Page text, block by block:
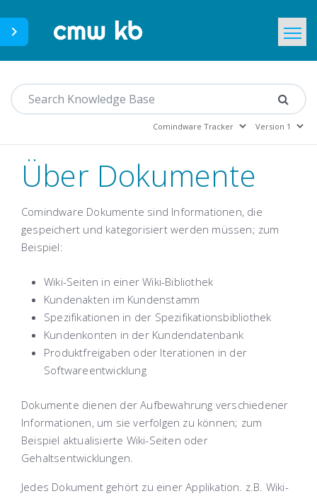
Über Dokumente
Comindware Dokumente sind Informationen, die
gespeichert und kategorisiert werden müssen; zum
Beispiel:
Wiki-Seiten in einer Wiki-Bibliothek
Kundenakten im Kundenstamm
Spezifikationen in der Spezifikationsbibliothek
Kundenkonten in der Kundendatenbank
Produktfreigaben oder Iterationen in der
Softwareentwicklung
Dokumente dienen der Aufbewahrung verschiedener
Informationen, um sie verfolgen zu können; zum
Beispiel aktualisierte Wiki-Seiten oder
Gehaltsentwicklungen.
Jedes Dokument gehört zu einer Applikation. z.B. Wiki-